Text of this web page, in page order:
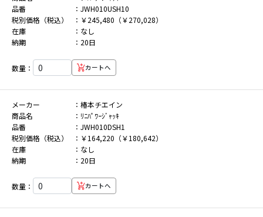
品番
JWH010USH10
税別価格（税込）
￥245,480（￥270,028）
在庫
なし
納期
20日
数量： カートへ
メーカー
椿本チエイン
商品名
ﾘﾆﾊﾟﾜｰｼﾞｬｯｷ
品番
JWH010DSH1
税別価格（税込）
￥164,220（￥180,642）
在庫
なし
納期
20日
数量： カートへ